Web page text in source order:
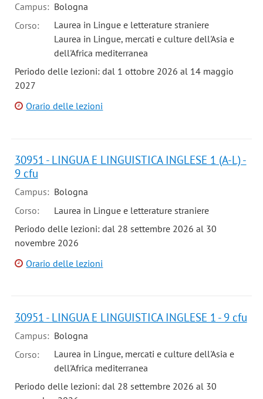
Campus: Bologna
Corso:
Laurea in Lingue e letterature straniere
Laurea in Lingue, mercati e culture dell'Asia e
dell'Africa mediterranea
Periodo delle lezioni: dal 1 ottobre 2026 al 14 maggio
2027
Orario delle lezioni
30951 - LINGUA E LINGUISTICA INGLESE 1 (A-L) -
9 cfu
Campus: Bologna
Corso:
Laurea in Lingue e letterature straniere
Periodo delle lezioni: dal 28 settembre 2026 al 30
novembre 2026
Orario delle lezioni
30951 - LINGUA E LINGUISTICA INGLESE 1 - 9 cfu
Campus: Bologna
Corso:
Laurea in Lingue, mercati e culture dell'Asia e
dell'Africa mediterranea
Periodo delle lezioni: dal 28 settembre 2026 al 30